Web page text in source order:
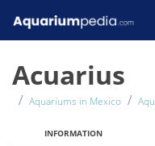
Acuarius
Aquariums in Mexico
INFORMATION